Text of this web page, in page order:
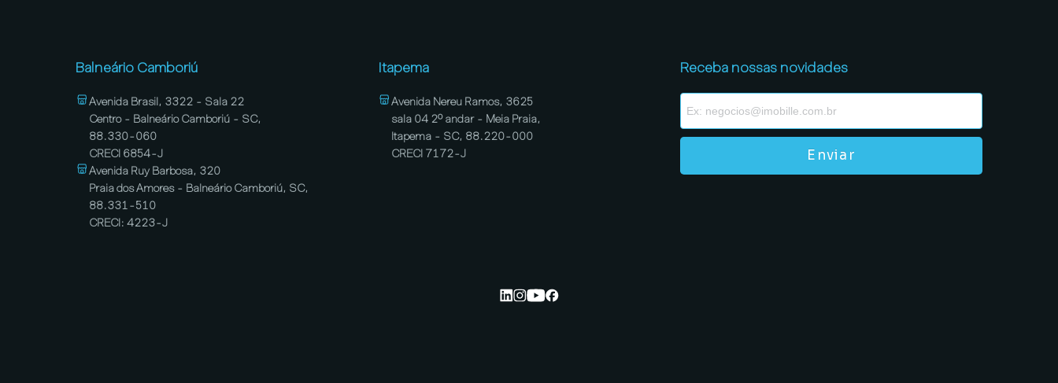
Balneário Camboriú
Avenida Brasil, 3322 - Sala 22
Centro - Balneário Camboriú - SC,
88.330-060
CRECI 6854-J
Avenida Ruy Barbosa, 320
Praia dos Amores - Balneário Camboriú, SC,
88.331-510
CRECI: 4223-J
Itapema
Avenida Nereu Ramos, 3625
sala 04 2º andar - Meia Praia,
Itapema - SC, 88.220-000
CRECI 7172-J
Receba nossas novidades
Enviar